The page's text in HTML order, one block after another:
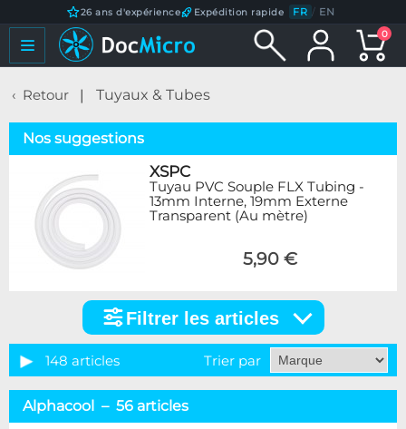
26 ans d'expérience Expédition rapide FR / EN
0
Retour Tuyaux & Tubes
Nos suggestions
XSPC
Tuyau PVC Souple FLX Tubing -
13mm Interne, 19mm Externe
Transparent (Au mètre)
5,90 €
articles
Catégorie
Tuyaux souples
Filtrer les articles
148 articles Trier par
Alphacool – 56 articles